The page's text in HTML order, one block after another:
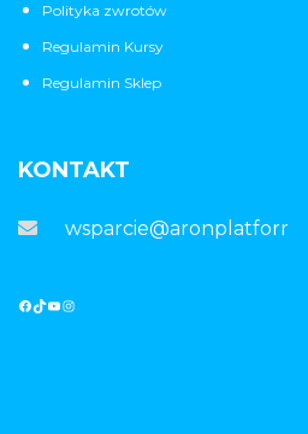
Polityka zwrotów
Regulamin Kursy
Regulamin Sklep
KONTAKT